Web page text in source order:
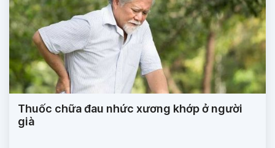
Thuốc chữa đau nhức xương khớp ở người
già